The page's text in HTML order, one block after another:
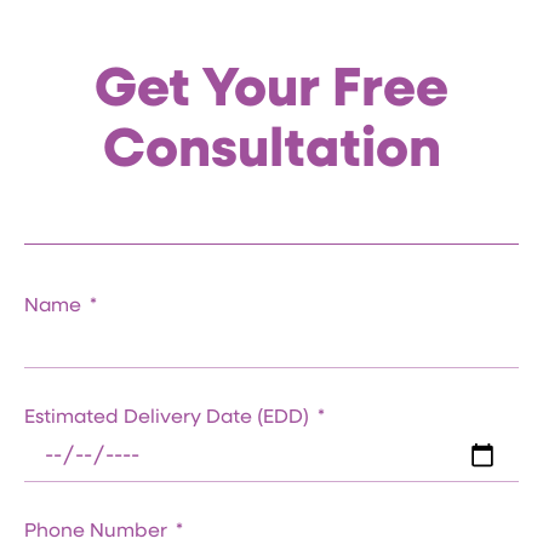
Get Your Free
Consultation
Name
Estimated Delivery Date (EDD)
Phone Number